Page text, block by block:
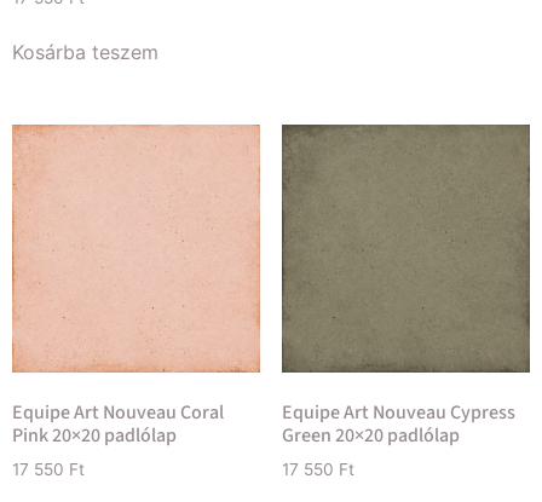
Kosárba teszem
Equipe Art Nouveau Coral
Pink 20×20 padlólap
17 550 Ft
Equipe Art Nouveau Cypress
Green 20×20 padlólap
17 550 Ft